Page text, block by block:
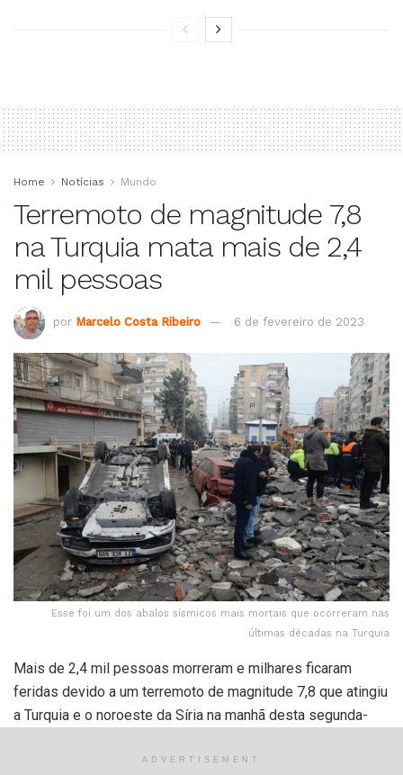
Home Notícias Mundo
Terremoto de magnitude 7,8
na Turquia mata mais de 2,4
mil pessoas
por Marcelo Costa Ribeiro 6 de fevereiro de 2023
Esse foi um dos abalos sísmicos mais mortais que ocorreram nas
últimas décadas na Turquia
Mais de 2,4 mil pessoas morreram e milhares ficaram
feridas devido a um terremoto de magnitude 7,8 que atingiu
a Turquia e o noroeste da Síria na manhã desta segunda-
(USGS), o tremor foi tão forte quanto um registrado no país
ADVERTISEMENT